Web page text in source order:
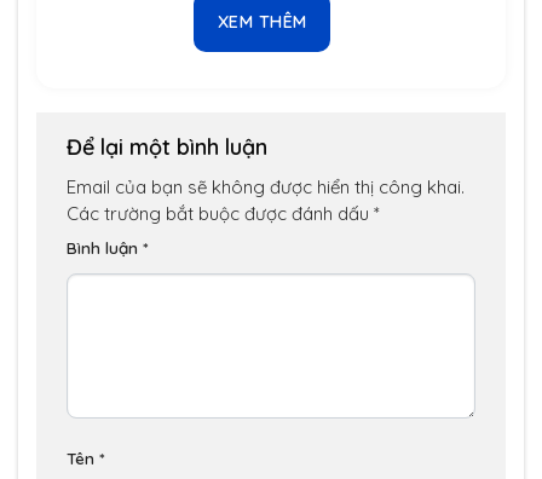
XEM THÊM
Để lại một bình luận
Email của bạn sẽ không được hiển thị công khai.
Các trường bắt buộc được đánh dấu *
Bình luận *
Tên *